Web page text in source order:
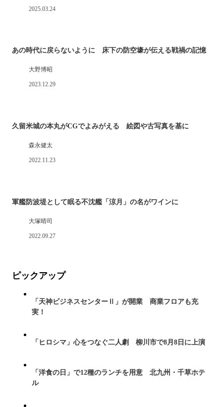
2025.03.24
あの時代に戻らないように 床下の防空壕が伝える戦禍の記憶
大野博昭
2023.12.29
久留米城の本丸がCGでよみがえる 絵図や古写真を基に
森永健太
2022.11.23
軍艦防波堤として眠る不沈艦「涼月」の名がワインに
大塚晴司
2022.09.27
ピックアップ
「天神ビジネスセンターⅡ」が開業 商業フロアも充
実！
「ヒロシマ」心をつなぐ二人劇 柳川市で8月8日に上演
「洋食の日」で12種のランチを用意 北九州・千草ホテ
ル